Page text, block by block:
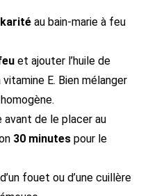
au bain-marie à feu
et ajouter l’huile de
E. Bien mélanger
avant de le placer au
30 minutes pour le
fouet ou d’une cuillère